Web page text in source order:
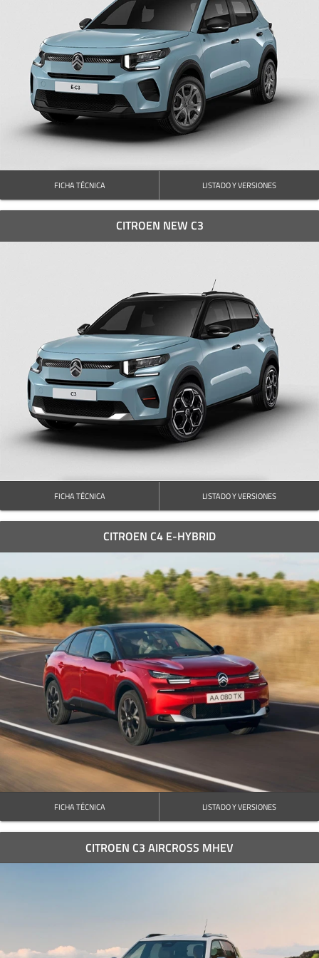
FICHA TÉCNICA LISTADO Y VERSIONES
CITROEN NEW C3
FICHA TÉCNICA LISTADO Y VERSIONES
CITROEN C4 E-HYBRID
FICHA TÉCNICA LISTADO Y VERSIONES
CITROEN C3 AIRCROSS MHEV